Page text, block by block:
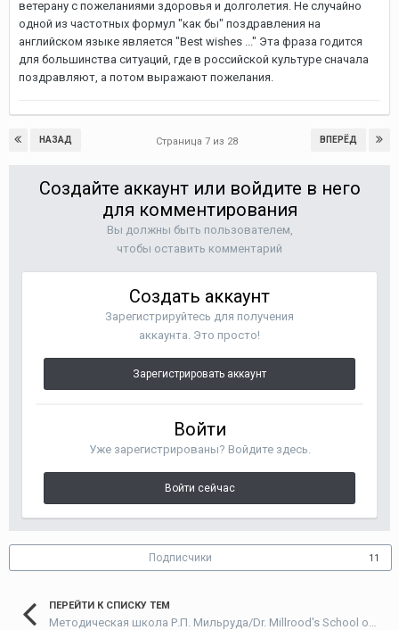
ветерану с пожеланиями здоровья и долголетия. Не случайно
одной из частотных формул "как бы" поздравления на
английском языке является "Best wishes ..." Эта фраза годится
для большинства ситуаций, где в российской культуре сначала
поздравляют, а потом выражают пожелания.
НАЗАД ВПЕРЁД
Страница 7 из 28
Создайте аккаунт или войдите в него
для комментирования
Вы должны быть пользователем,
чтобы оставить комментарий
Создать аккаунт
Зарегистрируйтесь для получения
аккаунта. Это просто!
Зарегистрировать аккаунт
Войти
Уже зарегистрированы? Войдите здесь.
Войти сейчас
Подписчики 11
ПЕРЕЙТИ К СПИСКУ ТЕМ